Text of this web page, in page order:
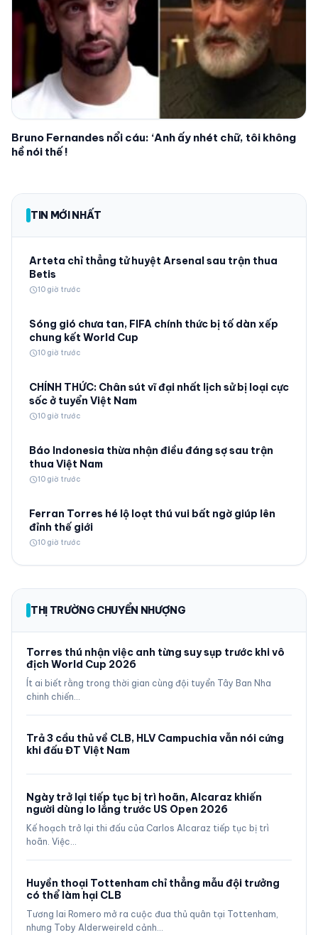
Bruno Fernandes nổi cáu: ‘Anh ấy nhét chữ, tôi không
hề nói thế !
TIN MỚI NHẤT
Arteta chỉ thẳng tử huyệt Arsenal sau trận thua
Betis
schedule10 giờ trước
Sóng gió chưa tan, FIFA chính thức bị tố dàn xếp
chung kết World Cup
schedule10 giờ trước
CHÍNH THỨC: Chân sút vĩ đại nhất lịch sử bị loại cực
sốc ở tuyển Việt Nam
schedule10 giờ trước
Báo Indonesia thừa nhận điều đáng sợ sau trận
thua Việt Nam
schedule10 giờ trước
Ferran Torres hé lộ loạt thú vui bất ngờ giúp lên
đỉnh thế giới
schedule10 giờ trước
THỊ TRƯỜNG CHUYỂN NHƯỢNG
Torres thú nhận việc anh từng suy sụp trước khi vô
địch World Cup 2026
Ít ai biết rằng trong thời gian cùng đội tuyển Tây Ban Nha
chinh chiến…
Trả 3 cầu thủ về CLB, HLV Campuchia vẫn nói cứng
khi đấu ĐT Việt Nam
Ngày trở lại tiếp tục bị trì hoãn, Alcaraz khiến
người dùng lo lắng trước US Open 2026
Kế hoạch trở lại thi đấu của Carlos Alcaraz tiếp tục bị trì
hoãn. Việc…
Huyền thoại Tottenham chỉ thẳng mẫu đội trưởng
có thể làm hại CLB
Tương lai Romero mở ra cuộc đua thủ quân tại Tottenham,
nhưng Toby Alderweireld cảnh…